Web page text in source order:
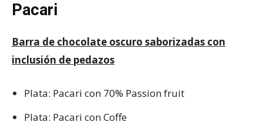
Pacari
Barra de chocolate oscuro saborizadas con
inclusión de pedazos
Plata: Pacari con 70% Passion fruit
Plata: Pacari con Coffe